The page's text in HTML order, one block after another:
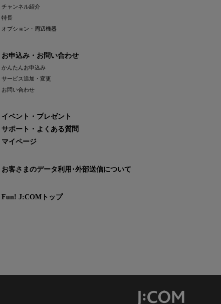
チャンネル紹介
特長
オプション・周辺機器
お申込み・お問い合わせ
かんたんお申込み
サービス追加・変更
お問い合わせ
イベント・プレゼント
サポート・よくある質問
マイページ
お客さまのデータ利用･外部送信について
Fun! J:COMトップ